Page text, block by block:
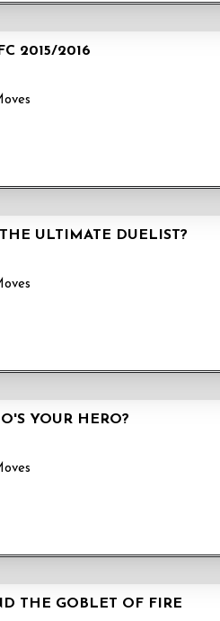
2015/2016
ULTIMATE DUELIST?
YOUR HERO?
THE GOBLET OF FIRE